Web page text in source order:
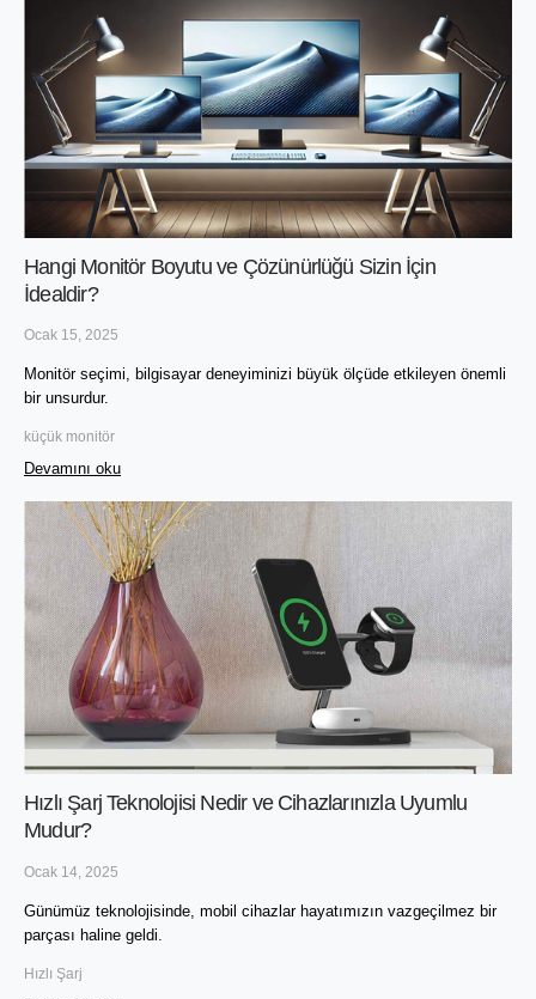
Hangi Monitör Boyutu ve Çözünürlüğü Sizin İçin
İdealdir?
Ocak 15, 2025
Monitör seçimi, bilgisayar deneyiminizi büyük ölçüde etkileyen önemli
bir unsurdur.
küçük monitör
Devamını oku
Hızlı Şarj Teknolojisi Nedir ve Cihazlarınızla Uyumlu
Mudur?
Ocak 14, 2025
Günümüz teknolojisinde, mobil cihazlar hayatımızın vazgeçilmez bir
parçası haline geldi.
Hızlı Şarj